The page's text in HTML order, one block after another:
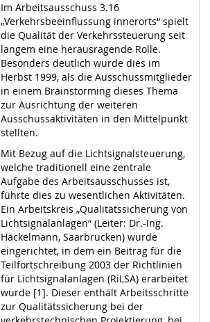
Im Arbeitsausschuss 3.16
„Verkehrsbeeinflussung innerorts“ spielt
die Qualität der Verkehrssteuerung seit
langem eine herausragende Rolle.
Besonders deutlich wurde dies im
Herbst 1999, als die Ausschussmitglieder
in einem Brainstorming dieses Thema
zur Ausrichtung der weiteren
Ausschussaktivitäten in den Mittelpunkt
stellten.
Mit Bezug auf die Lichtsignalsteuerung,
welche traditionell eine zentrale
Aufgabe des Arbeitsausschusses ist,
führte dies zu wesentlichen Aktivitäten.
Ein Arbeitskreis „Qualitätssicherung von
Lichtsignalanlagen“ (Leiter: Dr.-Ing.
Häckelmann, Saarbrücken) wurde
eingerichtet, in dem ein Beitrag für die
Teilfortschreibung 2003 der Richtlinien
für Lichtsignalanlagen (RiLSA) erarbeitet
wurde [1]. Dieser enthält Arbeitsschritte
zur Qualitätssicherung bei der